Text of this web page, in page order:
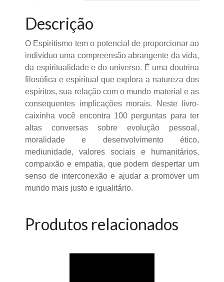
Descrição
O Espiritismo tem o potencial de proporcionar ao
indivíduo uma compreensão abrangente da vida,
da espiritualidade e do universo. É uma doutrina
filosófica e espiritual que explora a natureza dos
espíritos, sua relação com o mundo material e as
consequentes implicações morais. Neste livro-
caixinha você encontra 100 perguntas para ter
altas conversas sobre evolução pessoal,
moralidade e desenvolvimento ético,
mediunidade, valores sociais e humanitários,
compaixão e empatia, que podem despertar um
senso de interconexão e ajudar a promover um
mundo mais justo e igualitário.
Produtos relacionados